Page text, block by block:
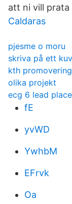
att ni vill prata
Caldaras
pjesme o moru
skriva på ett
kth
olika projekt
ecg 6 lead
fE
yvWD
YwhbM
EFrvk
Oa